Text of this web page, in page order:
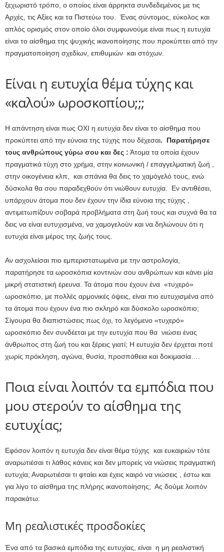
ξεχωριστό τρόπο, ο οποίος είναι άρρηκτα συνδεδεμένος με τις
Αρχές, τις Αξίες και τα Πιστεύω του. Ένας σύντομος, εύκολος και
απλός ορισμός στον οποίο όλοι συμφωνούμε είναι πως η ευτυχία
είναι το αίσθημα της ψυχικής ικανοποίησης που προκύπτει από την
πραγματοποίηση σχεδίων, επιθυμιών και στόχων.
Είναι η ευτυχία θέμα τύχης και
«καλού» ωροσκοπίου;;;
Η απάντηση είναι πως ΟΧΙ η ευτυχία δεν είναι το αίσθημα που
προκύπτει από την εύνοια της τύχης που δέχεσαι. Παρατήρησε
τους ανθρώπους γύρω σου και δες : Άτομα τα οποία έχουν
πραγματικά τύχη στο χρήμα, στην κοινωνική / επαγγελματική ζωή ,
στην οικογένεια κλπ, και σπάνια θα δεις το χαμόγελό τους, ενώ
δύσκολα θα σου παραδεχθούν ότι νιώθουν ευτυχία. Εν αντιθέσει,
υπάρχουν άτομα που δεν έχουν την ίδια εύνοια της τύχης ,
αντιμετωπίζουν σοβαρά προβλήματα στη ζωή τους και συχνά θα τα
δεις να είναι ευτυχισμένα, να χαμογελούν και να δηλώνουν ότι η
ευτυχία είναι μέρος της ζωής τους.
Αν ασχολείσαι πιο εμπεριστατωμένα με την αστρολογία,
παρατήρησε τα ωροσκόπια κοντινών σου ανθρώπων και κάνει μία
μικρή στατιστική έρευνα. Τα άτομα που έχουν ένα «τυχερό»
ωροσκόπιο, με πολλές αρμονικές όψεις, είναι πιο ευτυχισμένα από
τα άτομα που έχουν ένα πιο σκληρό και δύσκολο ωροσκόπιο;
Σίγουρα θα διαπιστώσεις πως όχι, το λεγόμενο «τυχερό»
ωροσκόπιο δεν συνδέεται με την ευτυχία που θα νιώσει ένας
άνθρωπος στη ζωή του και ξέρεις γιατί; Η ευτυχία δεν έρχεται ποτέ
χωρίς πρόκληση, αγώνα, θυσία, προσπάθεια και δοκιμασία….
Ποια είναι λοιπόν τα εμπόδια που
μου στερούν το αίσθημα της
ευτυχίας;
Εφόσον λοιπόν η ευτυχία δεν είναι θέμα τύχης και ευκαιριών τότε
αναρωτιέσαι τι λάθος κάνεις και δεν μπορείς να νιώσεις πραγματική
ευτυχία; Αναρωτιέσαι τι φταίει και έχεις καιρό να νιώσεις , έστω και
για λίγο το αίσθημα της πλήρης ικανοποίησης; Ας δούμε λοιπόν
παρακάτω:
Μη ρεαλιστικές προσδοκίες
Ένα από τα βασικά εμπόδια της ευτυχίας, είναι η μη ρεαλιστική